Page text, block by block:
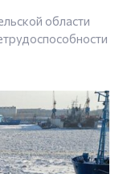
области